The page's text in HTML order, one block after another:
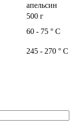
апельсин
500 г
60 - 75 ° С
245 - 270 ° С